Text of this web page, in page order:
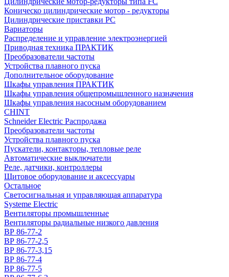
Коническо цилиндрические мотор - редукторы
Цилиндрические приставки PC
Вариаторы
Распределение и управление электроэнергией
Приводная техника ПРАКТИК
Преобразователи частоты
Устройства плавного пуска
Дополнительное оборудование
Шкафы управления ПРАКТИК
Шкафы управления общепромышленного назначения
Шкафы управления насосным оборудованием
CHINT
Schneider Electric Распродажа
Преобразователи частоты
Устройства плавного пуска
Пускатели, контакторы, тепловые реле
Автоматические выключатели
Реле, датчики, контроллеры
Щитовое оборудование и аксессуары
Остальное
Светосигнальная и управляющая аппаратура
Systeme Electric
Вентиляторы промышленные
Вентиляторы радиальные низкого давления
ВР 86-77-2
ВР 86-77-2,5
ВР 86-77-3,15
ВР 86-77-4
ВР 86-77-5